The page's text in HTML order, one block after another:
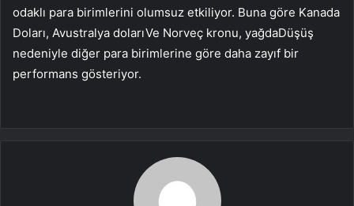
odaklı para birimlerini olumsuz etkiliyor. Buna göre Kanada
Doları, Avustralya dolarıVe Norveç kronu, yağdaDüşüş
nedeniyle diğer para birimlerine göre daha zayıf bir
performans gösteriyor.